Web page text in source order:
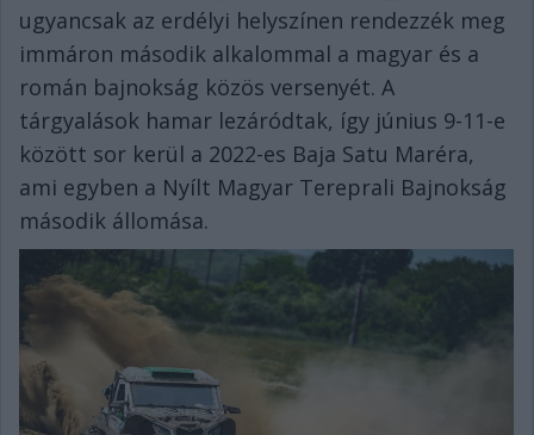
ugyancsak az erdélyi helyszínen rendezzék meg
immáron második alkalommal a magyar és a
román bajnokság közös versenyét. A
tárgyalások hamar lezáródtak, így június 9-11-e
között sor kerül a 2022-es Baja Satu Maréra,
ami egyben a Nyílt Magyar Tereprali Bajnokság
második állomása.